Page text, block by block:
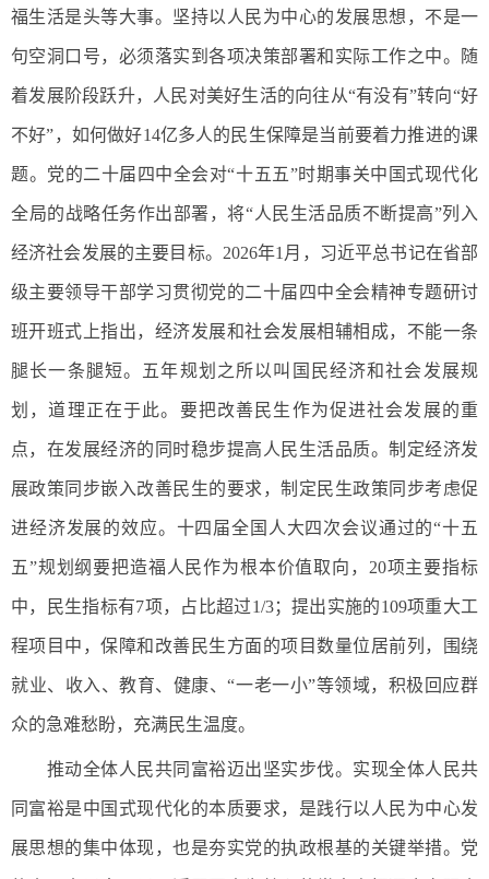
福生活是头等大事。坚持以人民为中心的发展思想，不是一
句空洞口号，必须落实到各项决策部署和实际工作之中。随
着发展阶段跃升，人民对美好生活的向往从“有没有”转向“好
不好”，如何做好14亿多人的民生保障是当前要着力推进的课
题。党的二十届四中全会对“十五五”时期事关中国式现代化
全局的战略任务作出部署，将“人民生活品质不断提高”列入
经济社会发展的主要目标。2026年1月，习近平总书记在省部
级主要领导干部学习贯彻党的二十届四中全会精神专题研讨
班开班式上指出，经济发展和社会发展相辅相成，不能一条
腿长一条腿短。五年规划之所以叫国民经济和社会发展规
划，道理正在于此。要把改善民生作为促进社会发展的重
点，在发展经济的同时稳步提高人民生活品质。制定经济发
展政策同步嵌入改善民生的要求，制定民生政策同步考虑促
进经济发展的效应。十四届全国人大四次会议通过的“十五
五”规划纲要把造福人民作为根本价值取向，20项主要指标
中，民生指标有7项，占比超过1/3；提出实施的109项重大工
程项目中，保障和改善民生方面的项目数量位居前列，围绕
就业、收入、教育、健康、“一老一小”等领域，积极回应群
众的急难愁盼，充满民生温度。
推动全体人民共同富裕迈出坚实步伐。实现全体人民共
同富裕是中国式现代化的本质要求，是践行以人民为中心发
展思想的集中体现，也是夯实党的执政根基的关键举措。党